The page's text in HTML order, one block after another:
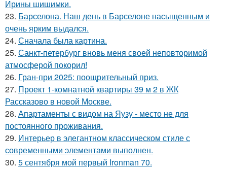
Ирины шишимки.
23. Барселона. Наш день в Барселоне насыщенным и
очень ярким выдался.
24. Сначала была картина.
25. Санкт-петербург вновь меня своей неповторимой
атмосферой покорил!
26. Гран-при 2025: поощрительный приз.
27. Проект 1-комнатной квартиры 39 м 2 в ЖК
Рассказово в новой Москве.
28. Апартаменты с видом на Яузу - место не для
постоянного проживания.
29. Интерьер в элегантном классическом стиле с
современными элементами выполнен.
30. 5 сентября мой первый Ironman 70.